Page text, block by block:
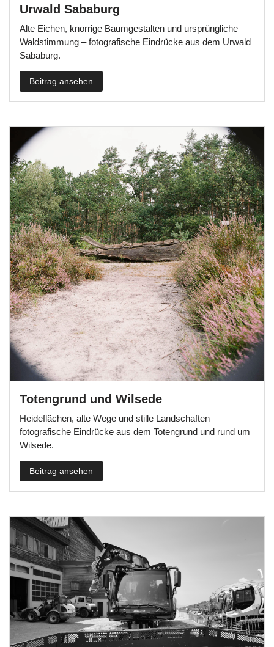
Urwald Sababurg
Alte Eichen, knorrige Baumgestalten und ursprüngliche
Waldstimmung – fotografische Eindrücke aus dem Urwald
Sababurg.
Beitrag ansehen
Totengrund und Wilsede
Heideflächen, alte Wege und stille Landschaften –
fotografische Eindrücke aus dem Totengrund und rund um
Wilsede.
Beitrag ansehen